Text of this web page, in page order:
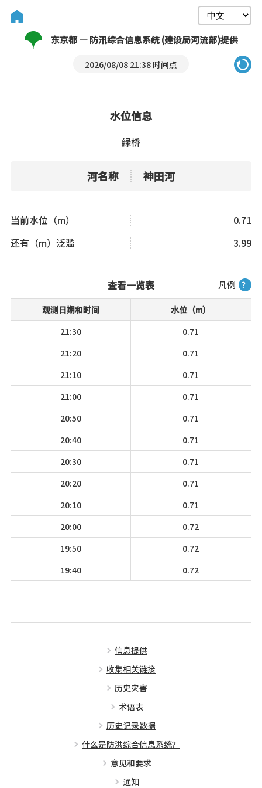
东京都 — 防汛综合信息系统 (建设局河流部)提供
2026/08/08 21:38 时间点
水位信息
緑桥
河名称 神田河
当前水位（m）
0.71
还有（m）泛滥
3.99
凡例 ？
查看一览表
观测日期和时间
水位（m）
21:30
0.71
21:20
0.71
21:10
0.71
21:00
0.71
20:50
0.71
20:40
0.71
20:30
0.71
20:20
0.71
20:10
0.71
20:00
0.72
19:50
0.72
19:40
0.72
信息提供
收集相关链接
历史灾害
术语表
历史记录数据
什么是防洪综合信息系统？
意见和要求
通知